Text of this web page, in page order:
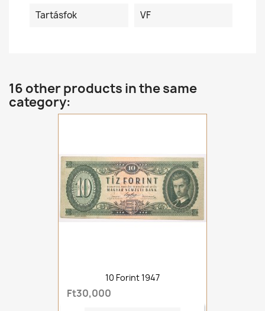
Tartásfok
VF
16 other products in the same
category:
10 Forint 1947
Ft30,000